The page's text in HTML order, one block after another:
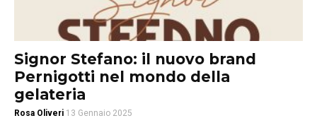
Signor Stefano: il nuovo brand
Pernigotti nel mondo della
gelateria
Rosa Oliveri 13 Gennaio 2025